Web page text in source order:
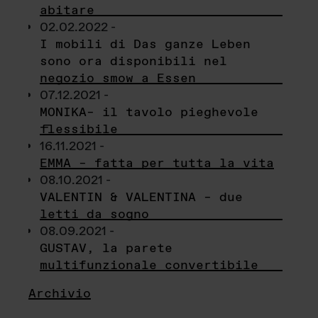
abitare
02.02.2022 -
I mobili di Das ganze Leben
sono ora disponibili nel
negozio smow a Essen
07.12.2021 -
MONIKA– il tavolo pieghevole
flessibile
16.11.2021 -
EMMA – fatta per tutta la vita
08.10.2021 -
VALENTIN & VALENTINA – due
letti da sogno
08.09.2021 -
GUSTAV, la parete
multifunzionale convertibile
Archivio